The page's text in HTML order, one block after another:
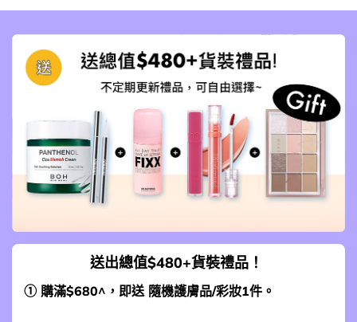
送出總值$480+貨裝禮品！
① 購滿$680^，即送 隨機護膚品/彩妝1件。